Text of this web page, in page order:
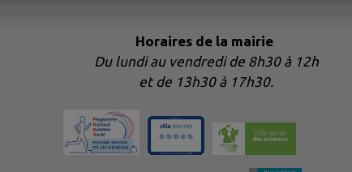
Horaires de la mairie
Du lundi au vendredi de 8h30 à 12h
et de 13h30 à 17h30.